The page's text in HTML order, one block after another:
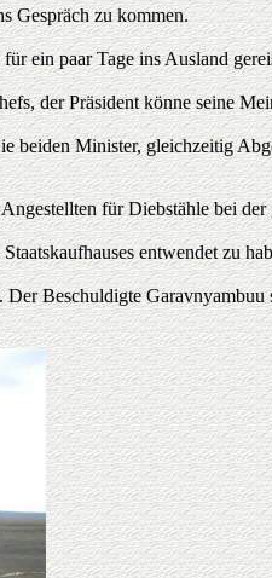
Gespräch zu kommen.
ein paar Tage ins Ausland
der Präsident könne seine
beiden Minister, gleichzeitig
für Diebstähle bei
entwendet zu
Beschuldigte Garavnyambuu